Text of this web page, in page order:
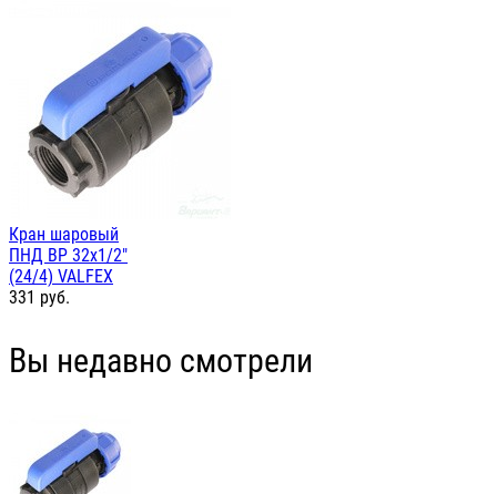
Кран шаровый
ПНД ВР 32х1/2"
(24/4) VALFEX
331 руб.
Вы недавно смотрели